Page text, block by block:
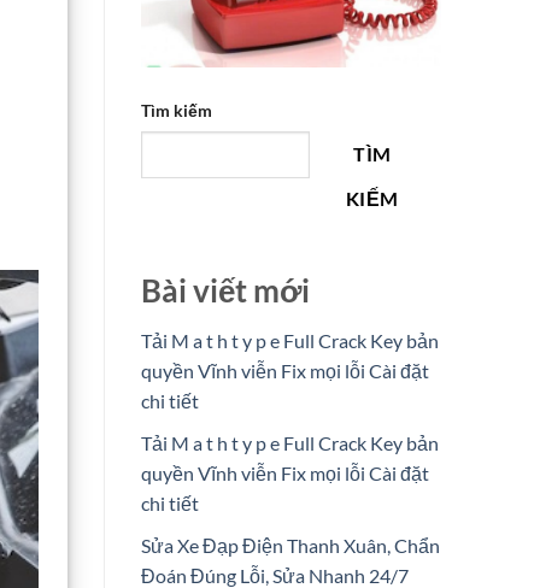
Tìm kiếm
TÌM
KIẾM
Bài viết mới
Tải M a t h t y p e Full Crack Key bản
quyền Vĩnh viễn Fix mọi lỗi Cài đặt
chi tiết
Tải M a t h t y p e Full Crack Key bản
quyền Vĩnh viễn Fix mọi lỗi Cài đặt
chi tiết
Sửa Xe Đạp Điện Thanh Xuân, Chẩn
Đoán Đúng Lỗi, Sửa Nhanh 24/7